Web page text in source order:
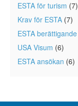
ESTA för turism (7)
Krav för ESTA (7)
ESTA berättigande
USA Visum (6)
ESTA ansökan (6)